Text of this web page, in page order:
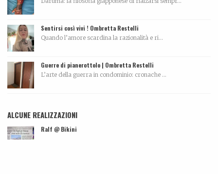
Sentirsi così vivi ! Ombretta Restelli
Quando l’amore scardina la razionalità e ri...
Guerre di pianerottolo | Ombretta Restelli
L’arte della guerra in condominio: cronache ...
ALCUNE REALIZZAZIONI
Ralf @ Bikini